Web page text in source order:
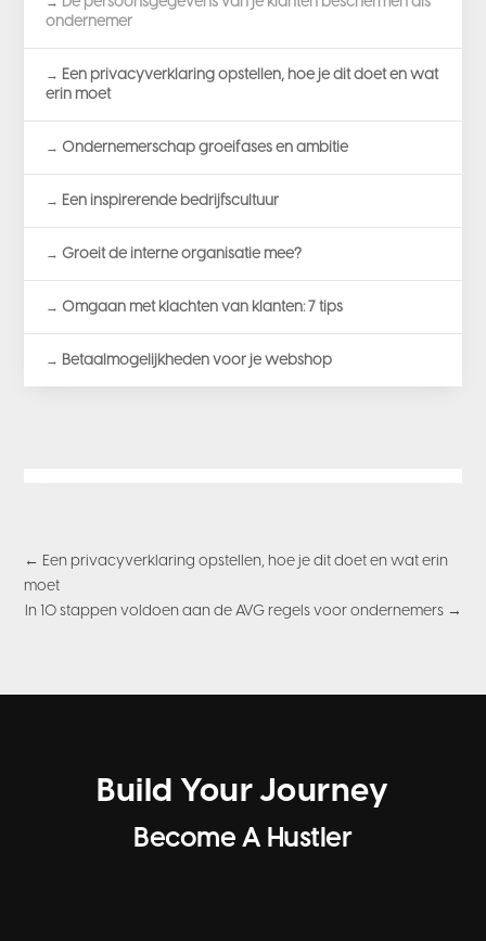
ondernemer
Een privacyverklaring opstellen, hoe je dit doet en wat
erin moet
Ondernemerschap groeifases en ambitie
Een inspirerende bedrijfscultuur
Groeit de interne organisatie mee?
Omgaan met klachten van klanten: 7 tips
Betaalmogelijkheden voor je webshop
← Een privacyverklaring opstellen, hoe je dit doet en wat erin
moet
In 10 stappen voldoen aan de AVG regels voor ondernemers→
Build Your Journey
Become A Hustler